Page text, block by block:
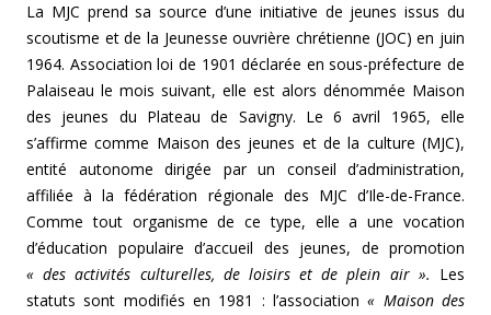
La MJC prend sa source d’une initiative de jeunes issus du
scoutisme et de la Jeunesse ouvrière chrétienne (JOC) en juin
1964. Association loi de 1901 déclarée en sous-préfecture de
Palaiseau le mois suivant, elle est alors dénommée Maison
des jeunes du Plateau de Savigny. Le 6 avril 1965, elle
s’affirme comme Maison des jeunes et de la culture (MJC),
entité autonome dirigée par un conseil d’administration,
affiliée à la fédération régionale des MJC d’Ile-de-France.
Comme tout organisme de ce type, elle a une vocation
d’éducation populaire d’accueil des jeunes, de promotion
« des activités culturelles, de loisirs et de plein air ». Les
statuts sont modifiés en 1981 : l’association« Maison des